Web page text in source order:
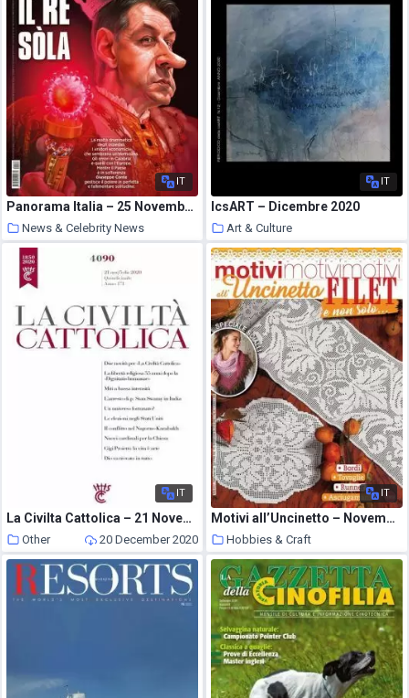
IT
Panorama Italia – 25 Novembre 2020
News & Celebrity News
20 December 2020
IT
IcsART – Dicembre 2020
Art & Culture
20 December 2020
IT
La Civilta Cattolica – 21 Novembre 2020
Other 20 December 2020
IT
Motivi all’Uncinetto – Novembre-Dicembre 2020
Hobbies & Craft
19 December 2020